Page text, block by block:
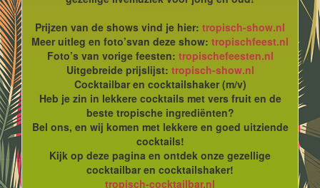
Prijzen van de shows vind je hier: tropisch-show.nl
Meer uitleg en foto’svan deze show: tropischfeest.nl
Foto’s van vorige feesten: tropischefeesten.nl
Uitgebreide prijslijst: tropisch-show.nl
Cocktailbar en cocktailshaker (m/v)
Heb je zin in lekkere cocktails met vers fruit en de
beste tropische ingrediënten?
Bel ons, en wij komen met lekkere en goed uitziende
cocktails!
Kijk op deze pagina en ontdek onze gezellige
cocktailbar en cocktailshaker!
tropisch-cocktailbar.nl